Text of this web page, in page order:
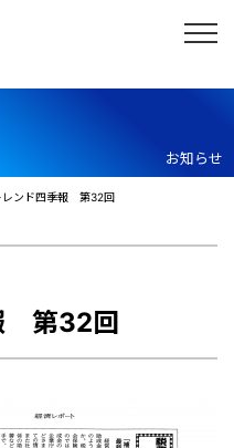
お知らせ
レンド四季報 第32回
第32回